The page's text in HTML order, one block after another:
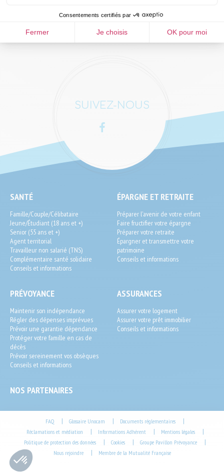
Consentements certifiés par
Fermer Je choisis OK pour moi
Lundi au vendredi 8 h à 19 h
Samedi 9 h à 12 h
SUIVEZ-NOUS
Facebook
SEO
End-
User
SANTÉ
Famille/Couple/Célibataire
Jeune/Étudiant (18 ans et +)
Senior (55 ans et +)
Agent territorial
Travailleur non salarié (TNS)
Complémentaire santé solidaire
Conseils et informations
ÉPARGNE ET RETRAITE
Préparer l'avenir de votre enfant
Faire fructifier votre épargne
Préparer votre retraite
Épargner et transmettre votre
patrimoine
Conseils et informations
PRÉVOYANCE
Maintenir son indépendance
Régler des dépenses imprévues
Prévoir une garantie dépendance
Protéger votre famille en cas de
décès
Prévoir sereinement vos obsèques
Conseils et informations
ASSURANCES
Assurer votre logement
Assurer votre prêt immobilier
Conseils et informations
NOS PARTENAIRES
User
FAQ | Glossaire Unocam | Documents réglementaires |
Réclamations et médiation | Informations Adhérent | Mentions légales |
Politique de protection des données | Cookies | Groupe Pavillon Prévoyance |
Nous rejoindre | Membre de la Mutualité Française